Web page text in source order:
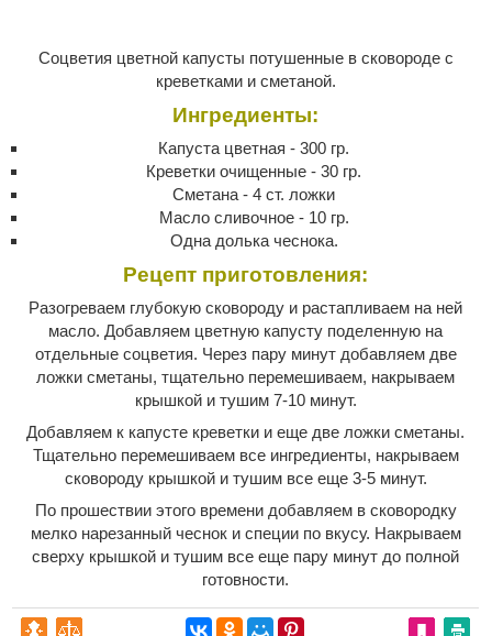
Соцветия цветной капусты потушенные в сковороде с
креветками и сметаной.
Ингредиенты:
Капуста цветная - 300 гр.
Креветки очищенные - 30 гр.
Сметана - 4 ст. ложки
Масло сливочное - 10 гр.
Одна долька чеснока.
Рецепт приготовления:
Разогреваем глубокую сковороду и растапливаем на ней
масло. Добавляем цветную капусту поделенную на
отдельные соцветия. Через пару минут добавляем две
ложки сметаны, тщательно перемешиваем, накрываем
крышкой и тушим 7-10 минут.
Добавляем к капусте креветки и еще две ложки сметаны.
Тщательно перемешиваем все ингредиенты, накрываем
сковороду крышкой и тушим все еще 3-5 минут.
По прошествии этого времени добавляем в сковородку
мелко нарезанный чеснок и специи по вкусу. Накрываем
сверху крышкой и тушим все еще пару минут до полной
готовности.